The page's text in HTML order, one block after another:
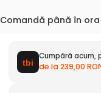
Comandă până în ora
Cumpără acum,
de la 239,00